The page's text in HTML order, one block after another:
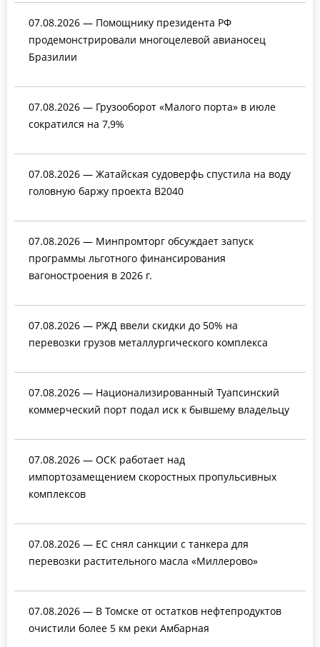
07.08.2026 — Помощнику президента РФ
продемонстрировали многоцелевой авианосец
Бразилии
07.08.2026 — Грузооборот «Малого порта» в июле
сократился на 7,9%
07.08.2026 — Жатайская судоверфь спустила на воду
головную баржу проекта В2040
07.08.2026 — Минпромторг обсуждает запуск
программы льготного финансирования
вагоностроения в 2026 г.
07.08.2026 — РЖД ввели скидки до 50% на
перевозки грузов металлургического комплекса
07.08.2026 — Национализированный Туапсинский
коммерческий порт подал иск к бывшему владельцу
07.08.2026 — ОСК работает над
импортозамещением скоростных пропульсивных
комплексов
07.08.2026 — ЕС снял санкции с танкера для
перевозки растительного масла «Миллерово»
07.08.2026 — В Томске от остатков нефтепродуктов
очистили более 5 км реки Амбарная